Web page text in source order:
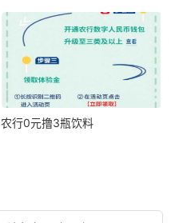
农行0元撸3瓶饮料